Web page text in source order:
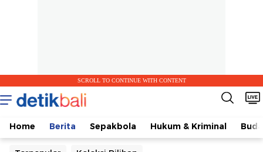
SCROLL TO CONTINUE WITH CONTENT
Home Berita Sepakbola Hukum & Kriminal